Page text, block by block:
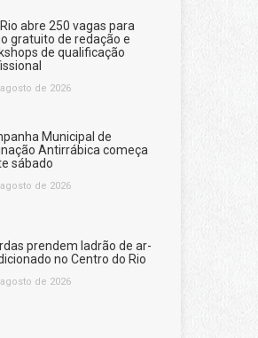
abre 250 vagas para
gratuito de redação e
de qualificação
de 2026
Municipal de
Antirrábica começa
sábado
de 2026
prendem ladrão de ar-
no Centro do Rio
de 2026